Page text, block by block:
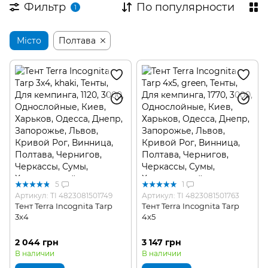
Фильтр 1 По популярности
Місто Полтава
5
Артикул: TI 4823081501749
Тент Terra Incognita Tarp
3x4
2 044 грн
В наличии
1
Артикул: TI 4823081501763
Тент Terra Incognita Tarp
4x5
3 147 грн
В наличии